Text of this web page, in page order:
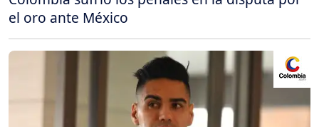
el oro ante México